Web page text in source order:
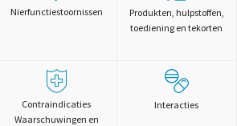
Nierfunctiestoornissen
Produkten, hulpstoffen,
toediening en tekorten
Contraindicaties
Waarschuwingen en
Interacties